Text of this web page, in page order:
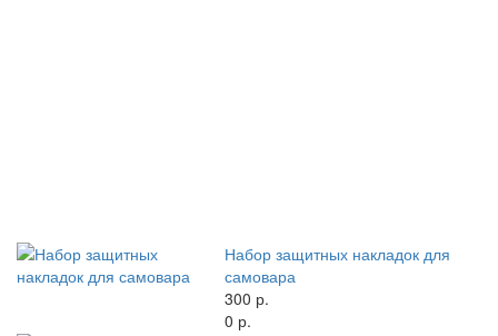
Набор защитных накладок для
самовара
300 р.
0 р.